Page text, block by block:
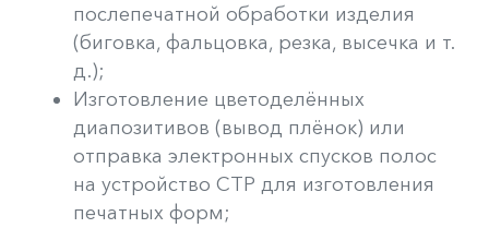
послепечатной обработки изделия
(биговка, фальцовка, резка, высечка и т.
д.);
Изготовление цветоделённых
диапозитивов (вывод плёнок) или
отправка электронных спусков полос
на устройство CTP для изготовления
печатных форм;